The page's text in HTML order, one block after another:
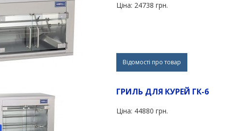
Ціна: 24738 грн.
Відомості про товар
ГРИЛЬ ДЛЯ КУРЕЙ ГК-6
Ціна: 44880 грн.